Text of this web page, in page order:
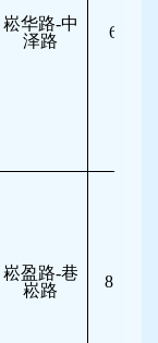
崧华路-中
泽路
6:30-
崧盈路-巷
崧路
8:00-